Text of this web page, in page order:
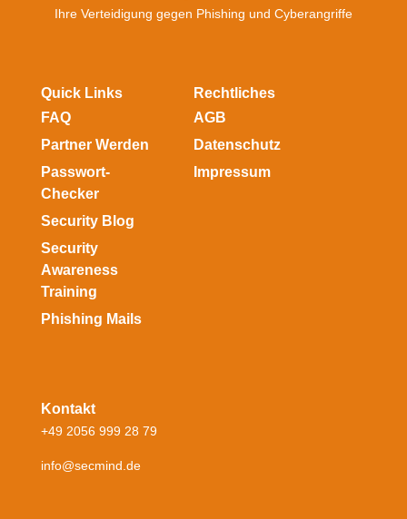
Ihre Verteidigung gegen Phishing und Cyberangriffe
Quick Links
FAQ
Partner Werden
Passwort-
Checker
Security Blog
Security
Awareness
Training
Phishing Mails
Rechtliches
AGB
Datenschutz
Impressum
Kontakt
+49 2056 999 28 79
info@secmind.de